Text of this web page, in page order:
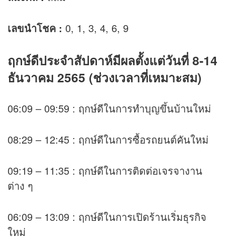
เลขนำโชค : 0, 1, 3, 4, 6, 9
ฤกษ์ดีประจำสัปดาห์มีผลตั้งแต่วันที่ 8-14
ธันวาคม 2565 (ช่วงเวลาที่เหมาะสม)
06:09 – 09:59 : ฤกษ์ดีในการทำบุญขึ้นบ้านใหม่
08:29 – 12:45 : ฤกษ์ดีในการซื้อรถยนต์คันใหม่
09:19 – 11:35 : ฤกษ์ดีในการติดต่อเจรจางาน
ต่าง ๆ
06:09 – 13:09 : ฤกษ์ดีในการเปิดร้านเริ่มธุรกิจ
ใหม่